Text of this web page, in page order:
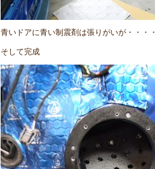
青いドアに青い制震剤は張りがいが・・・
そして完成